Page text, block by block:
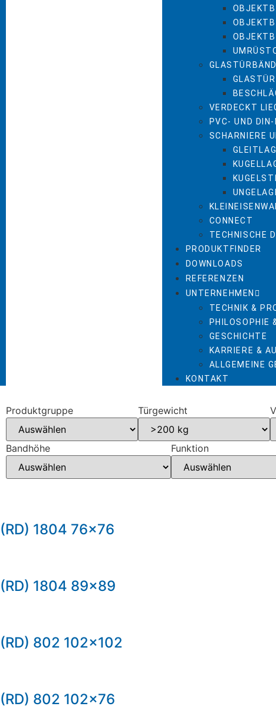
VERDECKT
PVC- UND
SCHARNIERE
CONNECT
TECHNISCHE
PRODUKTFINDER
DOWNLOADS
REFERENZEN
UNTERNEHMEN
TECHNIK &
PHILOSOPHIE
GESCHICHTE
KARRIERE &
ALLGEMEINE
KONTAKT
Produktgruppe Türgewicht
Bandhöhe Funktion
(RD) 1804 76×76
(RD) 1804 89×89
(RD) 802 102×102
(RD) 802 102×76